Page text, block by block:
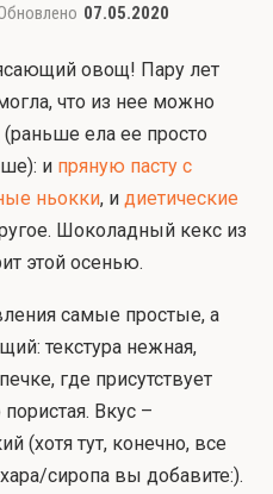
07.05.2020
овощ! Пару лет
что из нее можно
ела ее просто
и пряную пасту с
ньокки, и диетические
Шоколадный кекс из
этой осенью.
самые простые, а
текстура нежная,
где присутствует
Вкус –
(хотя тут, конечно, все
сиропа вы добавите:).